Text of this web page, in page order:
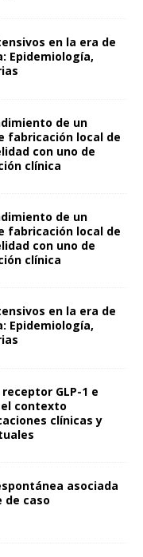
en la era de
Epidemiología,
de un
fabricación local de
con uno de
clínica
de un
fabricación local de
con uno de
clínica
en la era de
Epidemiología,
GLP-1 e
el contexto
clínicas y
asociada
de caso